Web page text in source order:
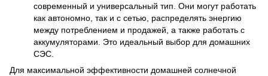
современный и универсальный тип. Они могут работать
как автономно, так и с сетью, распределять энергию
между потреблением и продажей, а также работать с
аккумуляторами. Это идеальный выбор для домашних
СЭС.
Для максимальной эффективности домашней солнечной